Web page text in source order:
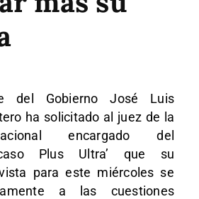
del Gobierno José Luis
ha solicitado al juez de la
encargado del
Plus Ultra’ que su
para este miércoles se
a las cuestiones